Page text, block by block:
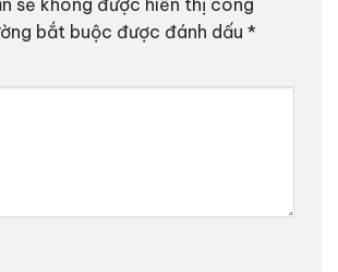
sẽ không được hiển thị công
bắt buộc được đánh dấu *